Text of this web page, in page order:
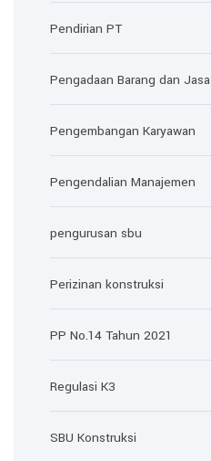
Pendirian PT
Pengadaan Barang dan Jasa
Pengembangan Karyawan
Pengendalian Manajemen
pengurusan sbu
Perizinan konstruksi
PP No.14 Tahun 2021
Regulasi K3
SBU Konstruksi